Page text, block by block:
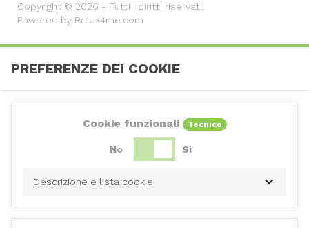
Copyright © 2026 - Tutti i diritti riservati.
Powered by Relax4me.com
PREFERENZE DEI COOKIE
Cookie funzionali Tecnico
No Sì
Descrizione e lista cookie